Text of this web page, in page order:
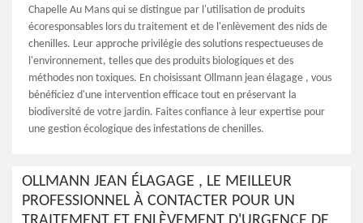
Chapelle Au Mans qui se distingue par l'utilisation de produits
écoresponsables lors du traitement et de l'enlèvement des nids de
chenilles. Leur approche privilégie des solutions respectueuses de
l'environnement, telles que des produits biologiques et des
méthodes non toxiques. En choisissant Ollmann jean élagage , vous
bénéficiez d'une intervention efficace tout en préservant la
biodiversité de votre jardin. Faites confiance à leur expertise pour
une gestion écologique des infestations de chenilles.
OLLMANN JEAN ÉLAGAGE , LE MEILLEUR
PROFESSIONNEL À CONTACTER POUR UN